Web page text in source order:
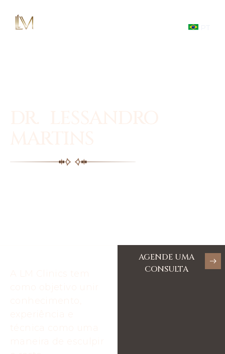
AGENDE UMA
CONSULTA